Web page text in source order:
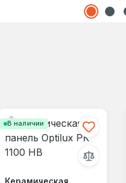
В наличии
Керамическая